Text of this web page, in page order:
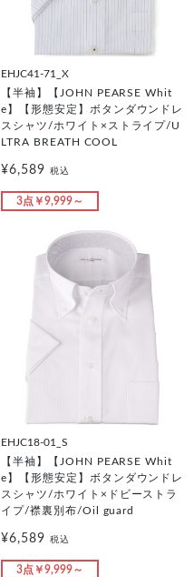
EHJC41-71_X
【半袖】【JOHN PEARSE Whit
e】【形態安定】ボタンダウンドレ
スシャツ/ホワイト×ストライプ/U
LTRA BREATH COOL
¥6,589 税込
3点￥9,999～
EHJC18-01_S
【半袖】【JOHN PEARSE Whit
e】【形態安定】ボタンダウンドレ
スシャツ/ホワイト×ドビーストラ
イプ/襟裏別布/Oil guard
¥6,589 税込
3点￥9,999～